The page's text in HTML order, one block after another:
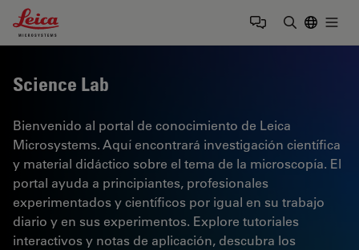
Leica Microsystems Logo
Science Lab
Bienvenido al portal de conocimiento de Leica
Microsystems. Aquí encontrará investigación científica
y material didáctico sobre el tema de la microscopía. El
portal ayuda a principiantes, profesionales
experimentados y científicos por igual en su trabajo
diario y en sus experimentos. Explore tutoriales
interactivos y notas de aplicación, descubra los